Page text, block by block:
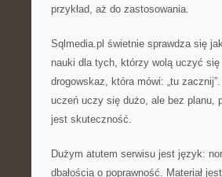
przykład, aż do zastosowania.
Sqlmedia.pl świetnie sprawdza się
nauki dla tych, którzy wolą uczyć
drogowskaz, która mówi: „tu
uczeń uczy się dużo, ale bez planu,
jest skuteczność.
Dużym atutem serwisu jest język:
dbałością o poprawność. Materiał